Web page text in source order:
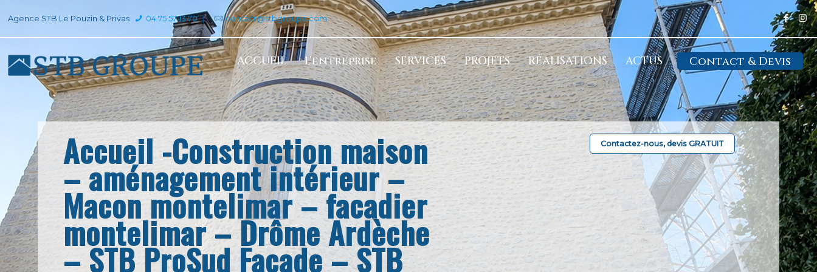
Agence STB Le Pouzin & Privas 04 75 57 13 70 | contact@stbgroupe.com
ACCUEIL L’entreprise SERVICES PROJETS RÉALISATIONS ACTUS Contact & Devis
Accueil -Construction maison
– aménagement intérieur –
Macon montelimar – facadier
montelimar – Drôme Ardèche
– STB ProSud Façade – STB
Contactez-nous, devis GRATUIT